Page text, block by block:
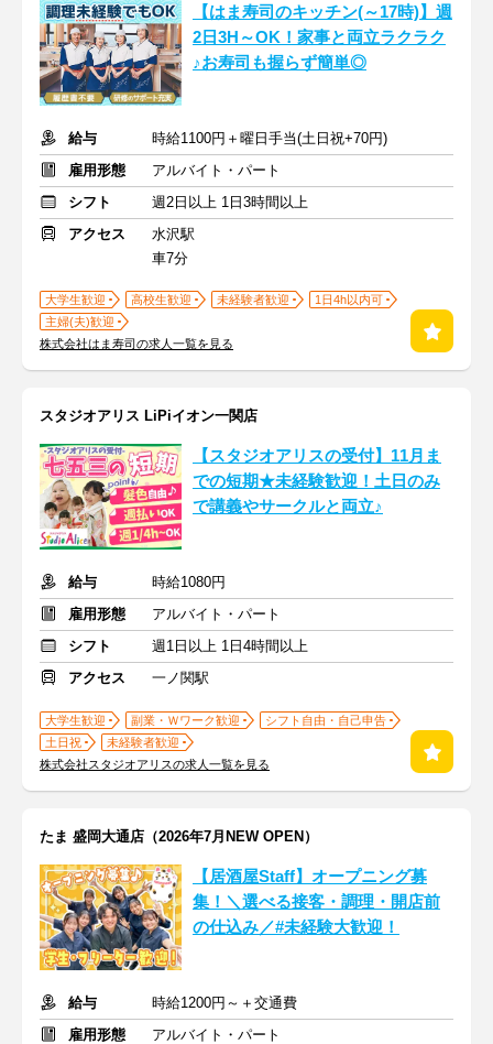
【はま寿司のキッチン(～17時)】週
2日3H～OK！家事と両立ラクラク
♪お寿司も握らず簡単◎
給与
時給1100円＋曜日手当(土日祝+70円)
雇用形態
アルバイト・パート
シフト
週2日以上 1日3時間以上
アクセス
水沢駅
車7分
大学生歓迎 高校生歓迎 未経験者歓迎
1日4h以内可
主婦(夫)歓迎
株式会社はま寿司の求人一覧を見る
スタジオアリス LiPiイオン一関店
【スタジオアリスの受付】11月ま
での短期★未経験歓迎！土日のみ
で講義やサークルと両立♪
給与
時給1080円
雇用形態
アルバイト・パート
シフト
週1日以上 1日4時間以上
アクセス
一ノ関駅
大学生歓迎 副業・Ｗワーク歓迎
シフト自由・自己申告
土日祝
未経験者歓迎
株式会社スタジオアリスの求人一覧を見る
たま 盛岡大通店（2026年7月NEW OPEN）
【居酒屋Staff】オープニング募
集！＼選べる接客・調理・開店前
の仕込み／#未経験大歓迎！
給与
時給1200円～＋交通費
雇用形態
アルバイト・パート